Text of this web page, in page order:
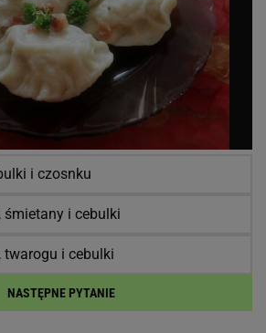
i czosnku
śmietany i cebulki
twarogu i cebulki
NASTĘPNE PYTANIE